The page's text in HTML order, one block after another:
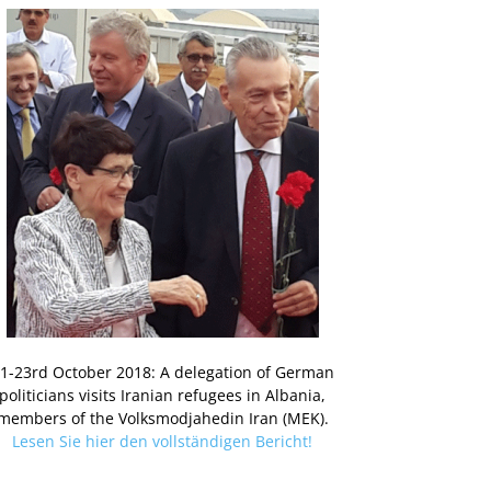
23rd October 2018: A delegation of German
politicians visits Iranian refugees in Albania,
of the Volksmodjahedin Iran (MEK).
Lesen Sie hier den vollständigen Bericht!